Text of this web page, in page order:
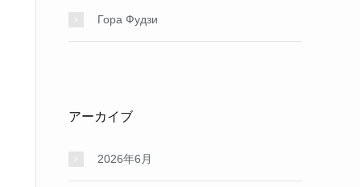
Гора Фудзи
アーカイブ
2026年6月